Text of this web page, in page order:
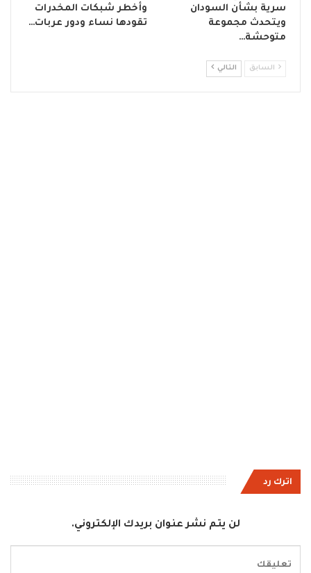
سرية بشأن السودان
ويتحدث مجموعة
متوحشة…
وأخطر شبكات المخدرات
تقودها نساء ودور عربات…
السابق التالي
اترك رد
لن يتم نشر عنوان بريدك الإلكتروني.